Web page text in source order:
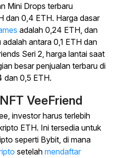
Mini Drops terbaru
dan 0,4 ETH. Harga dasar
adalah 0,24 ETH, dan
antara 0,1 ETH dan
Seri 2, harga lantai saat
besar penjualan terbaru di
dan 0,5 ETH.
VeeFriend
investor harus terlebih
ETH. Ini tersedia untuk
seperti Bybit, di mana
setelah mendaftar